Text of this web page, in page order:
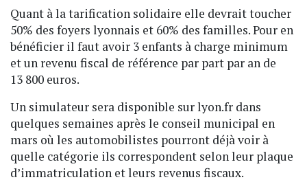
Quant à la tarification solidaire elle devrait toucher
50% des foyers lyonnais et 60% des familles. Pour en
bénéficier il faut avoir 3 enfants à charge minimum
et un revenu fiscal de référence par part par an de
13 800 euros.
Un simulateur sera disponible sur lyon.fr dans
quelques semaines après le conseil municipal en
mars où les automobilistes pourront déjà voir à
quelle catégorie ils correspondent selon leur plaque
d’immatriculation et leurs revenus fiscaux.